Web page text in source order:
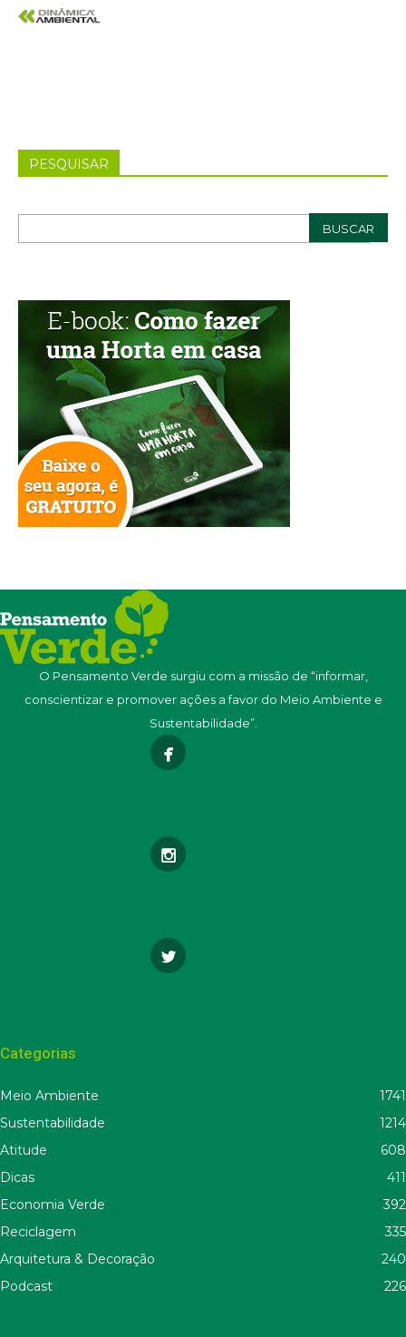
PESQUISAR
O Pensamento Verde surgiu com a missão de “informar,
conscientizar e promover ações a favor do Meio Ambiente e
Sustentabilidade”.
Categorias
Meio Ambiente
1741
Sustentabilidade
1214
Atitude
608
Dicas
411
Economia Verde
392
Reciclagem
335
Arquitetura & Decoração
240
Podcast
226